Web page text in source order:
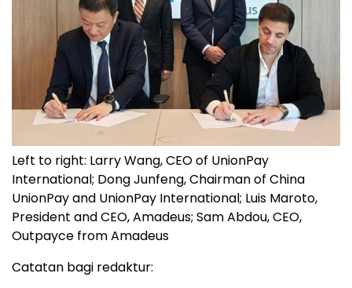
Left to right: Larry Wang, CEO of UnionPay
International; Dong Junfeng, Chairman of China
UnionPay and UnionPay International; Luis Maroto,
President and CEO, Amadeus; Sam Abdou, CEO,
Outpayce from Amadeus
Catatan bagi redaktur: